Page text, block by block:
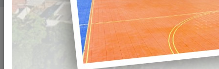
Publicado em: 24/05/2022 09:09